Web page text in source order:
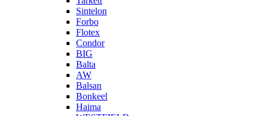
Sintelon
Forbo
Flotex
Condor
BIG
Balta
AW
Balsan
Bonkeel
Haima